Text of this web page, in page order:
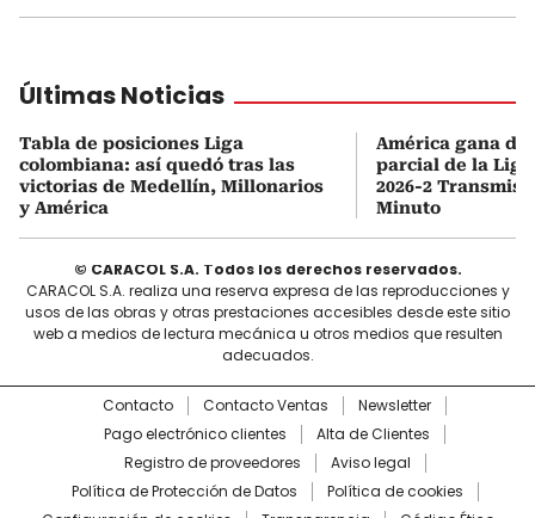
Últimas Noticias
Tabla de posiciones Liga
colombiana: así quedó tras las
victorias de Medellín, Millonarios
y América
América gana
parcial de la
2026-2
Minuto
© CARACOL S.A. Todos los derechos reservados.
CARACOL S.A. realiza una reserva expresa de las reproducciones y
usos de las obras y otras prestaciones accesibles desde este sitio
web a medios de lectura mecánica u otros medios que resulten
adecuados.
Contacto Contacto Ventas
Newsletter
Pago electrónico clientes
Alta de Clientes
Registro de proveedores
Aviso legal
Política de Protección de Datos
Política de cookies